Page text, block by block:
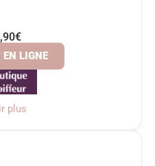
EN LIGNE
plus